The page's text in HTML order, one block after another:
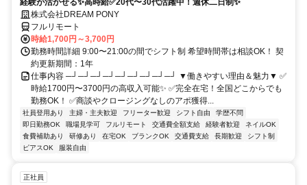
株式会社DREAM PONY
フルリモート
時給1,700円～3,700円
勤務時間詳細 9:00〜21:00の間でシフト制 希望時間帯は相談OK！ 契
約更新期間：1年
仕事内容 ─┘─┘─┘─┘─┘─┘─┘─┘─┘ ▼働きやすい理由＆魅力▼ ✅
時給1700円〜3700円の高収入可能✨ ✅完全在宅！全国どこからでも
勤務OK！ ✅商談やクロージングなしのアポ獲得...
社員登用あり 主婦・主夫歓迎 フリーター歓迎 シフト自由
学歴不問
即日勤務OK
職場見学可 フルリモート 交通費全額支給 経験者歓迎
ネイルOK
食費補助あり
研修あり 在宅OK ブランクOK 交通費支給 長期歓迎
シフト制
ピアスOK
服装自由
正社員